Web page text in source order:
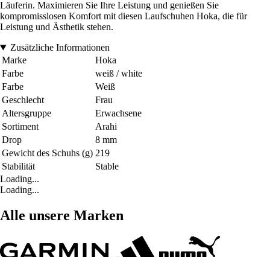
Läuferin. Maximieren Sie Ihre Leistung und genießen Sie
kompromisslosen Komfort mit diesen Laufschuhen Hoka, die für
Leistung und Ästhetik stehen.
Zusätzliche Informationen
Marke
Hoka
Farbe
weiß / white
Farbe
Weiß
Geschlecht
Frau
Altersgruppe
Erwachsene
Sortiment
Arahi
Drop
8 mm
Gewicht des Schuhs (g) 219
Stabilität
Stable
Loading...
Loading...
Alle unsere Marken